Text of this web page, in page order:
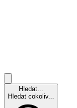
Hledat...
Hledat cokoliv...